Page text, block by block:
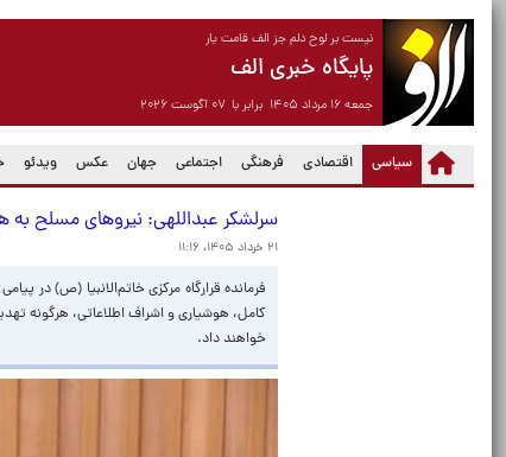
نیست بر لوح دلم جز الف قامت یار
پایگاه خبری الف
جمعه ۱۶ مرداد ۱۴۰۵ برابر با ۰۷ آگوست ۲۰۲۶
سیاسی
(current) اقتصادی فرهنگی اجتماعی جهان عکس ویدئو
سرلشکر عبداللهی: نیروهای مسلح به
۲۱ خرداد ۱۴۰۵، ۱۱:۱۶
فرمانده قرارگاه مرکزی خاتم‌الانبیا (ص) در
کامل، هوشیاری و اشراف اطلاعاتی، هرگونه
خواهند داد.